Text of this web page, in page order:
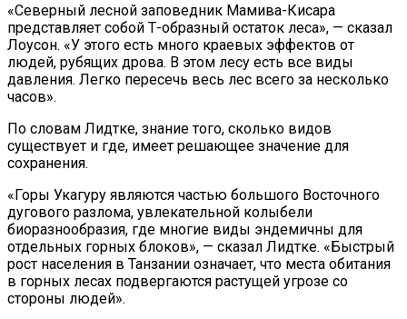
«Северный лесной заповедник Мамива-Кисара
представляет собой Т-образный остаток леса», — сказал
Лоусон. «У этого есть много краевых эффектов от
людей, рубящих дрова. В этом лесу есть все виды
давления. Легко пересечь весь лес всего за несколько
часов».
По словам Лидтке, знание того, сколько видов
существует и где, имеет решающее значение для
сохранения.
«Горы Укагуру являются частью большого Восточного
дугового разлома, увлекательной колыбели
биоразнообразия, где многие виды эндемичны для
отдельных горных блоков», — сказал Лидтке. «Быстрый
рост населения в Танзании означает, что места обитания
в горных лесах подвергаются растущей угрозе со
стороны людей».